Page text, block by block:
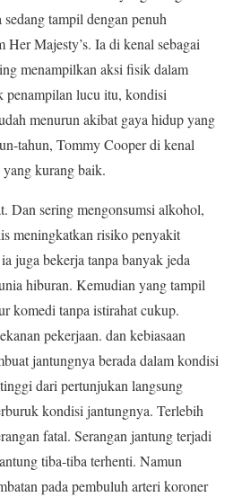
tampil dengan penuh
Her Majesty’s. Ia di kenal sebagai
menampilkan aksi fisik dalam
lucu itu, kondisi
menurun akibat gaya hidup yang
tahun, Tommy Cooper di kenal
kurang baik.
Dan sering mengonsumsi alkohol,
meningkatkan risiko penyakit
juga bekerja tanpa banyak jeda
hiburan. Kemudian yang tampil
komedi tanpa istirahat cukup.
pekerjaan. dan kebiasaan
jantungnya berada dalam kondisi
dari pertunjukan langsung
kondisi jantungnya. Terlebih
fatal. Serangan jantung terjadi
tiba-tiba terhenti. Namun
pada pembuluh arteri koroner